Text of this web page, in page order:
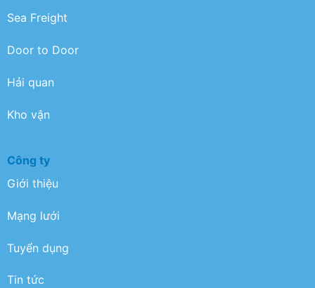
Sea Freight
Door to Door
Hải quan
Kho vận
Công ty
Giới thiệu
Mạng lưới
Tuyển dụng
Tin tức